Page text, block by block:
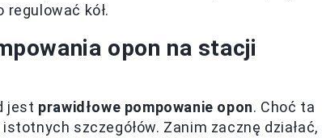
kół.
opon na stacji
jest prawidłowe pompowanie opon. Choć ta
szczegółów. Zanim zacznę działać,